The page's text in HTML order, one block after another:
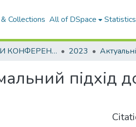
Collections All of DSpace Statistics
МАТЕРІАЛИ КОНФЕРЕНЦІЙ 2023
підхід